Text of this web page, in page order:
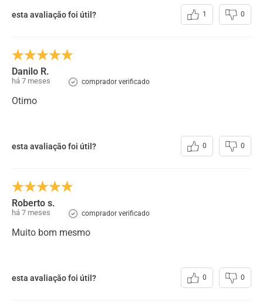
esta avaliação foi útil? 1 0
Danilo R.
há 7 meses comprador verificado
Otimo
esta avaliação foi útil? 0 0
Roberto s.
há 7 meses comprador verificado
Muito bom mesmo
esta avaliação foi útil? 0 0